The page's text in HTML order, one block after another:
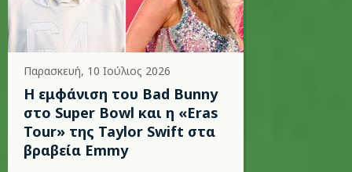
Παρασκευή, 10 Ιούλιος 2026
Η εμφάνιση του Bad Bunny
στο Super Bowl και η «Eras
Tour» της Taylor Swift στα
βραβεία Emmy